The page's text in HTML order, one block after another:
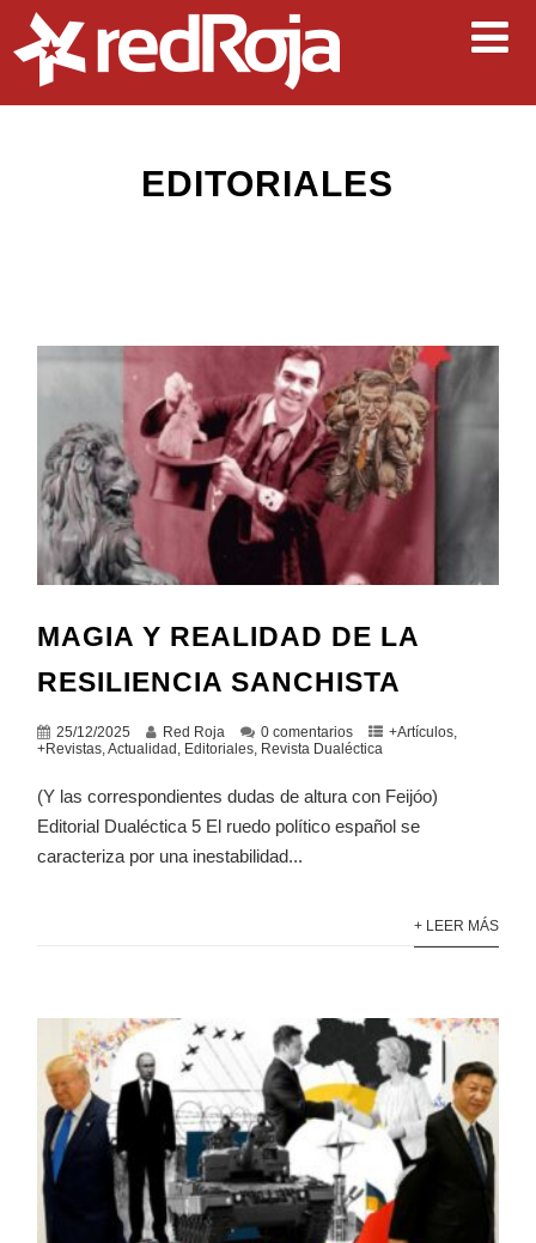
EDITORIALES
MAGIA Y REALIDAD DE LA
RESILIENCIA SANCHISTA
25/12/2025 Red Roja 0 comentarios +Artículos,
+Revistas,Actualidad , Editoriales, Revista Dualéctica
(Y las correspondientes dudas de altura con Feijóo)
Editorial Dualéctica 5 El ruedo político español se
caracteriza por una inestabilidad...
+ LEER MÁS